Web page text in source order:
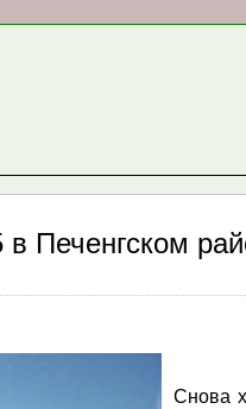
Печенгском
Снова